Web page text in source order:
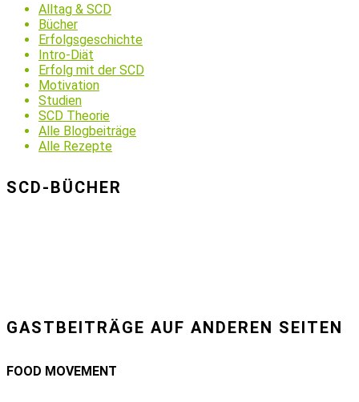
Alltag & SCD
Bücher
Erfolgsgeschichte
Intro-Diät
Erfolg mit der SCD
Motivation
Studien
SCD Theorie
Alle Blogbeiträge
Alle Rezepte
SCD-BÜCHER
GASTBEITRÄGE AUF ANDEREN SEITEN
FOOD MOVEMENT